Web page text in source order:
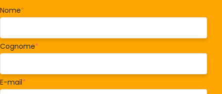
Nome*
Cognome*
E-mail*